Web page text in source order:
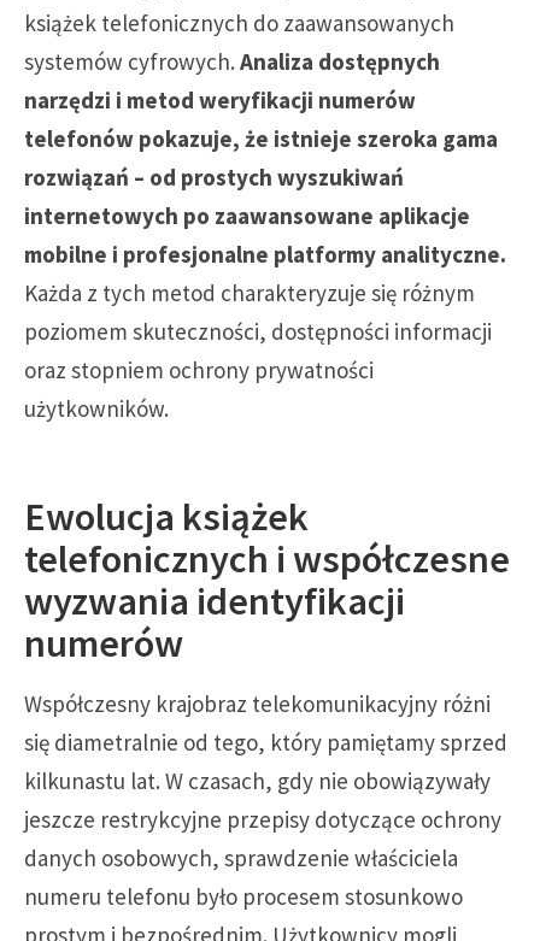
książek telefonicznych do zaawansowanych
systemów cyfrowych. Analiza dostępnych
narzędzi i metod weryfikacji numerów
telefonów pokazuje, że istnieje szeroka gama
rozwiązań – od prostych wyszukiwań
internetowych po zaawansowane aplikacje
mobilne i profesjonalne platformy analityczne.
Każda z tych metod charakteryzuje się różnym
poziomem skuteczności, dostępności informacji
oraz stopniem ochrony prywatności
użytkowników.
Ewolucja książek
telefonicznych i współczesne
wyzwania identyfikacji
numerów
Współczesny krajobraz telekomunikacyjny różni
się diametralnie od tego, który pamiętamy sprzed
kilkunastu lat. W czasach, gdy nie obowiązywały
jeszcze restrykcyjne przepisy dotyczące ochrony
danych osobowych, sprawdzenie właściciela
numeru telefonu było procesem stosunkowo
prostym i bezpośrednim. Użytkownicy mogli